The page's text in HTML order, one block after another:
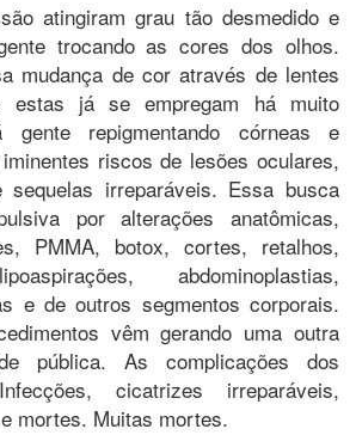
atingiram grau tão desmedido e
trocando as cores dos olhos.
mudança de cor através de lentes
estas já se empregam há muito
repigmentando córneas e
riscos de lesões oculares,
irreparáveis. Essa busca
por alterações anatômicas,
PMMA, botox, cortes, retalhos,
abdominoplastias,
e de outros segmentos corporais.
vêm gerando uma outra
pública. As complicações dos
cicatrizes irreparáveis,
mortes. Muitas mortes.